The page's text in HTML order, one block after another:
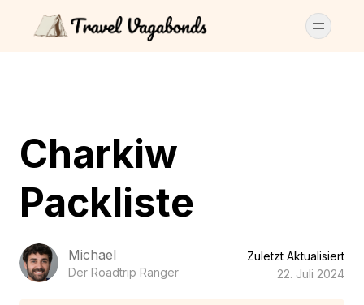
Charkiw
Packliste
Michael
Der Roadtrip Ranger
Zuletzt Aktualisiert
22. Juli 2024